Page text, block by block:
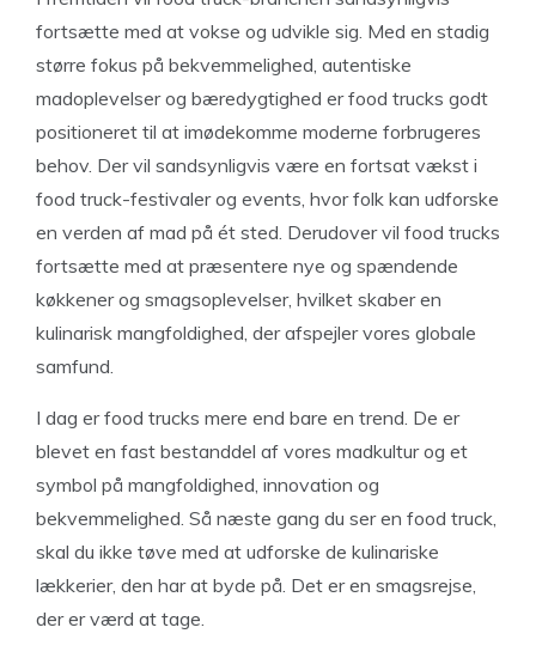
fortsætte med at vokse og udvikle sig. Med en stadig
større fokus på bekvemmelighed, autentiske
madoplevelser og bæredygtighed er food trucks godt
positioneret til at imødekomme moderne forbrugeres
behov. Der vil sandsynligvis være en fortsat vækst i
food truck-festivaler og events, hvor folk kan udforske
en verden af ​​mad på ét sted. Derudover vil food trucks
fortsætte med at præsentere nye og spændende
køkkener og smagsoplevelser, hvilket skaber en
kulinarisk mangfoldighed, der afspejler vores globale
samfund.
I dag er food trucks mere end bare en trend. De er
blevet en fast bestanddel af vores madkultur og et
symbol på mangfoldighed, innovation og
bekvemmelighed. Så næste gang du ser en food truck,
skal du ikke tøve med at udforske de kulinariske
lækkerier, den har at byde på. Det er en smagsrejse,
der er værd at tage.